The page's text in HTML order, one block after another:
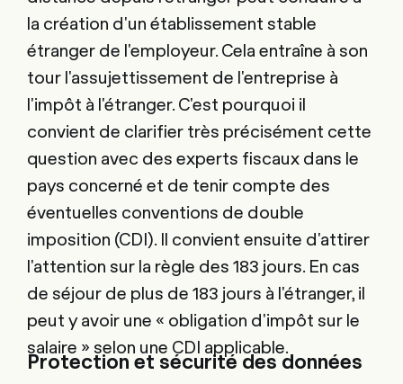
la création d'un établissement stable
étranger de l'employeur. Cela entraîne à son
tour l'assujettissement de l'entreprise à
l'impôt à l'étranger. C'est pourquoi il
convient de clarifier très précisément cette
question avec des experts fiscaux dans le
pays concerné et de tenir compte des
éventuelles conventions de double
imposition (CDI). Il convient ensuite d'attirer
l'attention sur la règle des 183 jours. En cas
de séjour de plus de 183 jours à l'étranger, il
peut y avoir une « obligation d'impôt sur le
salaire » selon une CDI applicable.
Protection et sécurité des données